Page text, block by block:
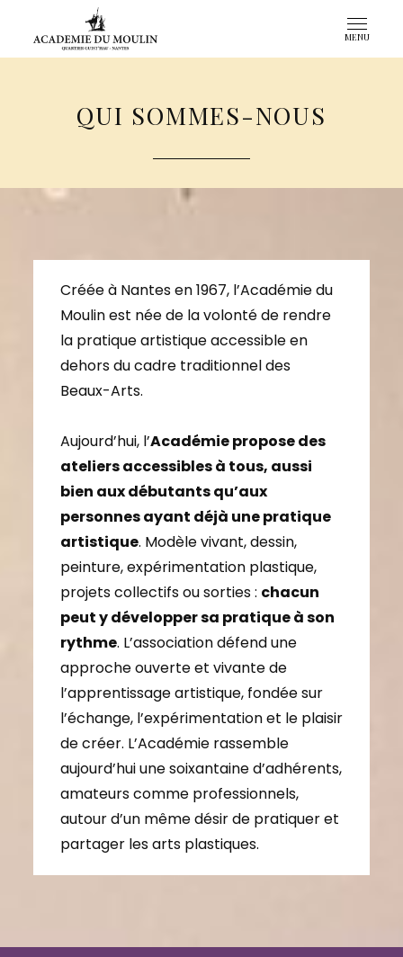
contenu
Académie
du
Ateliers
d'arts
Nantes
depuis
MENU
QUI SOMMES-NOUS
Créée à Nantes en 1967, l’Académie du
Moulin est née de la volonté de rendre
la pratique artistique accessible en
dehors du cadre traditionnel des
Beaux-Arts.
Aujourd’hui, l’Académie propose des
ateliers accessibles à tous, aussi
bien aux débutants qu’aux
personnes ayant déjà une pratique
artistique. Modèle vivant, dessin,
peinture, expérimentation plastique,
projets collectifs ou sorties : chacun
peut y développer sa pratique à son
rythme. L’association défend une
approche ouverte et vivante de
l’apprentissage artistique, fondée sur
l’échange, l’expérimentation et le plaisir
de créer. L’Académie rassemble
aujourd’hui une soixantaine d’adhérents,
amateurs comme professionnels,
autour d’un même désir de pratiquer et
partager les arts plastiques.